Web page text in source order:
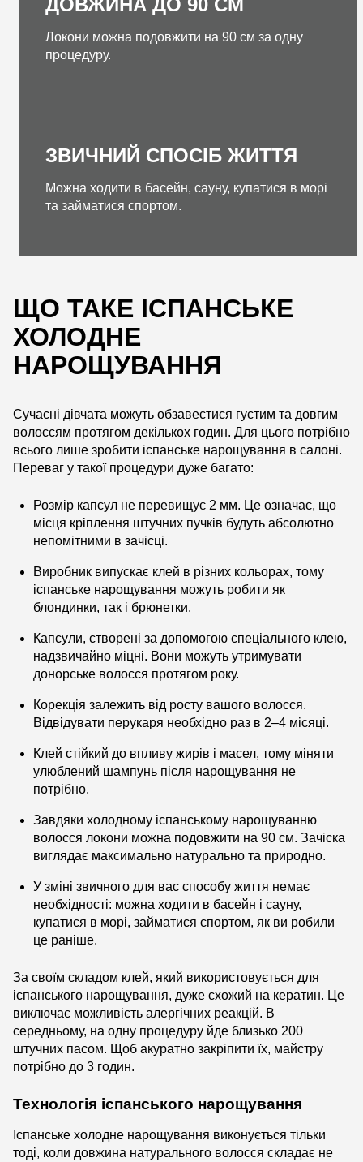
ДОВЖИНА ДО 90 СМ
Локони можна подовжити на 90 см за одну
процедуру.
ЗВИЧНИЙ СПОСІБ ЖИТТЯ
Можна ходити в басейн, сауну, купатися в морі
та займатися спортом.
ЩО ТАКЕ ІСПАНСЬКЕ
ХОЛОДНЕ
НАРОЩУВАННЯ
Сучасні дівчата можуть обзавестися густим та довгим
волоссям протягом декількох годин. Для цього потрібно
всього лише зробити іспанське нарощування в салоні.
Переваг у такої процедури дуже багато:
Розмір капсул не перевищує 2 мм. Це означає, що
місця кріплення штучних пучків будуть абсолютно
непомітними в зачісці.
Виробник випускає клей в різних кольорах, тому
іспанське нарощування можуть робити як
блондинки, так і брюнетки.
Капсули, створені за допомогою спеціального клею,
надзвичайно міцні. Вони можуть утримувати
донорське волосся протягом року.
Корекція залежить від росту вашого волосся.
Відвідувати перукаря необхідно раз в 2–4 місяці.
Клей стійкий до впливу жирів і масел, тому міняти
улюблений шампунь після нарощування не
потрібно.
Завдяки холодному іспанському нарощуванню
волосся локони можна подовжити на 90 см. Зачіска
виглядає максимально натурально та природно.
У зміні звичного для вас способу життя немає
необхідності: можна ходити в басейн і сауну,
купатися в морі, займатися спортом, як ви робили
це раніше.
За своїм складом клей, який використовується для
іспанського нарощування, дуже схожий на кератин. Це
виключає можливість алергічних реакцій. В
середньому, на одну процедуру йде близько 200
штучних пасом. Щоб акуратно закріпити їх, майстру
потрібно до 3 годин.
Технологія іспанського нарощування
Іспанське холодне нарощування виконується тільки
тоді, коли довжина натурального волосся складає не